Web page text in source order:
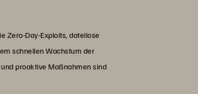
Zero-Day-Exploits, dateilose
schnellen Wachstum der
proaktive Maßnahmen sind